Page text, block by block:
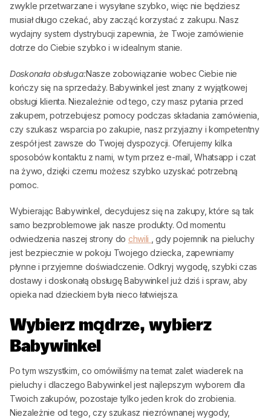
zwykle przetwarzane i wysyłane szybko, więc nie będziesz
musiał długo czekać, aby zacząć korzystać z zakupu. Nasz
wydajny system dystrybucji zapewnia, że Twoje zamówienie
dotrze do Ciebie szybko i w idealnym stanie.
Doskonała obsługa:Nasze zobowiązanie wobec Ciebie nie
kończy się na sprzedaży. Babywinkel jest znany z wyjątkowej
obsługi klienta. Niezależnie od tego, czy masz pytania przed
zakupem, potrzebujesz pomocy podczas składania zamówienia,
czy szukasz wsparcia po zakupie, nasz przyjazny i kompetentny
zespół jest zawsze do Twojej dyspozycji. Oferujemy kilka
sposobów kontaktu z nami, w tym przez e-mail, Whatsapp i czat
na żywo, dzięki czemu możesz szybko uzyskać potrzebną
pomoc.
Wybierając Babywinkel , decydujesz się na zakupy, które są tak
samo bezproblemowe jak nasze produkty. Od momentu
odwiedzenia naszej strony do chwili
, gdy pojemnik na pieluchy
jest bezpiecznie w pokoju Twojego dziecka, zapewniamy
płynne i przyjemne doświadczenie. Odkryj wygodę, szybki czas
dostawy i doskonałą obsługęBabywinkel już dziś i spraw, aby
opieka nad dzieckiem była nieco łatwiejsza.
Wybierz mądrze, wybierz
Babywinkel
Po tym wszystkim, co omówiliśmy na temat zalet wiaderek na
pieluchy i dlaczegoBabywinkel jest najlepszym wyborem dla
Twoich zakupów, pozostaje tylko jeden krok do zrobienia.
Niezależnie od tego, czy szukasz niezrównanej wygody,